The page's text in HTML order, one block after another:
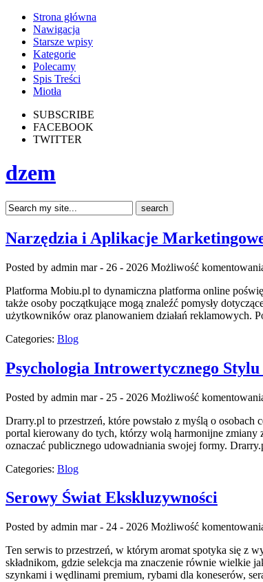
Strona główna
Nawigacja
Starsze wpisy
Kategorie
Polecamy
Spis Treści
Miotła
SUBSCRIBE
FACEBOOK
TWITTER
dzem
Narzędzia i Aplikacje
Posted by admin mar - 26 - 2026 Możliwość
Platforma Mobiu.pl to dynamiczna platforma online
także osoby początkujące mogą znaleźć pomysły
użytkowników oraz planowaniem działań reklamowych.
Categories: Blog
Psychologia Introwertycznego
Posted by admin mar - 25 - 2026 Możliwość
Drarry.pl to przestrzeń, które powstało z myślą o
portal kierowany do tych, którzy wolą harmonijne zmiany
oznaczać publicznego udowadniania swojej formy.
Categories: Blog
Serowy Świat Ekskluzywności
Posted by admin mar - 24 - 2026 Możliwość
Ten serwis to przestrzeń, w którym aromat spotyka się z
składnikom, gdzie selekcja ma znaczenie równie wielkie
szynkami i wędlinami premium, rybami dla koneserów,